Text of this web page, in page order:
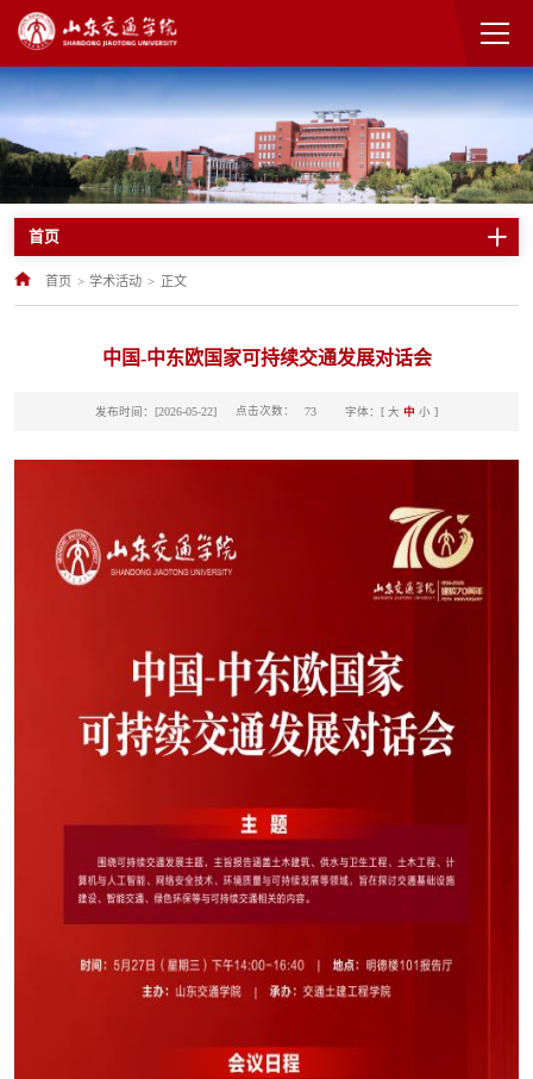
首页
首页 > 学术活动 > 正文
中国-中东欧国家可持续交通发展对话会
发布时间：[2026-05-22] 点击次数： 73 字体：[ 大 中 小 ]